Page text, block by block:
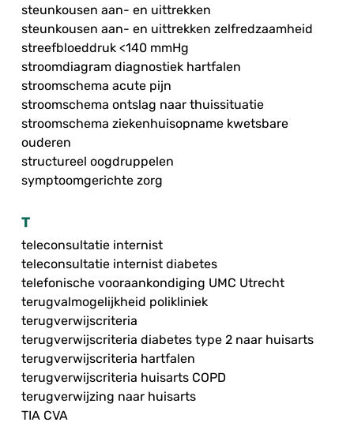
steunkousen aan- en uittrekken
steunkousen aan- en uittrekken zelfredzaamheid
streefbloeddruk <140 mmHg
stroomdiagram diagnostiek hartfalen
stroomschema acute pijn
stroomschema ontslag naar thuissituatie
stroomschema ziekenhuisopname kwetsbare
ouderen
structureel oogdruppelen
symptoomgerichte zorg
T
teleconsultatie internist
teleconsultatie internist diabetes
telefonische vooraankondiging UMC Utrecht
terugvalmogelijkheid polikliniek
terugverwijscriteria
terugverwijscriteria diabetes type 2 naar huisarts
terugverwijscriteria hartfalen
terugverwijscriteria huisarts COPD
terugverwijzing naar huisarts
TIA CVA